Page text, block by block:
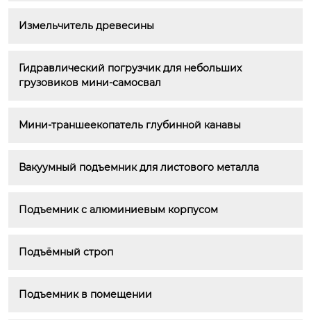
Измельчитель древесины
Гидравлический погрузчик для небольших
грузовиков мини-самосвал
Мини-траншеекопатель глубинной канавы
Вакуумный подъемник для листового металла
Подъемник с алюминиевым корпусом
Подъёмный строп
Подъемник в помещении